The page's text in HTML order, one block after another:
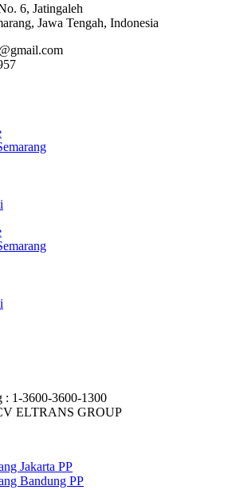
6, Jatingaleh
Jawa Tengah, Indonesia
: 1-3600-3600-1300
ELTRANS GROUP
Jakarta PP
Bandung PP